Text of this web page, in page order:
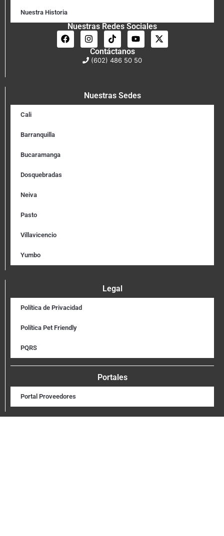
Nuestra Historia
Nuestras Redes Sociales
Contáctanos
(602) 486 50 50
Nuestras Sedes
Cali
Barranquilla
Bucaramanga
Dosquebradas
Neiva
Pasto
Villavicencio
Yumbo
Legal
Política de Privacidad
Política Pet Friendly
PQRS
Portales
Portal Proveedores